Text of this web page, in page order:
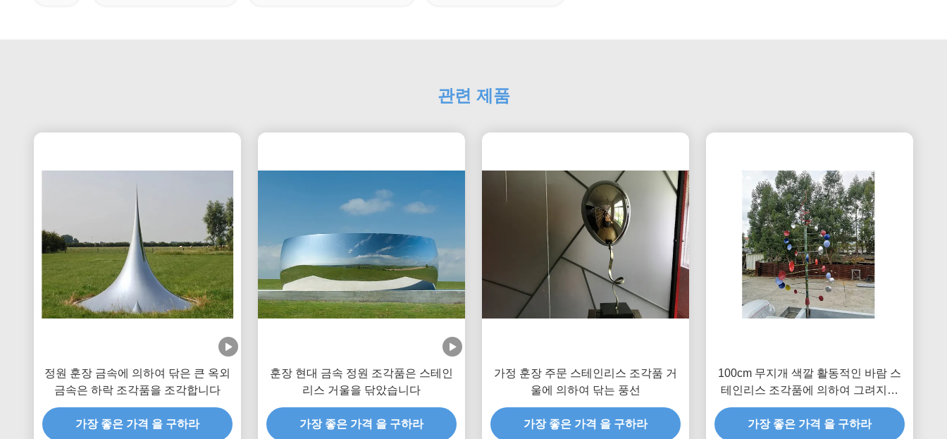
관련 제품
정원 훈장 금속에 의하여 닦은 큰 옥외
금속은 하락 조각품을 조각합니다
가장 좋은 가격 을 구하라
훈장 현대 금속 정원 조각품은 스테인
리스 거울을 닦았습니다
가장 좋은 가격 을 구하라
가정 훈장 주문 스테인리스 조각품 거
울에 의하여 닦는 풍선
가장 좋은 가격 을 구하라
100cm 무지개 색깔 활동적인 바람 스
테인리스 조각품에 의하여 그려지는
끝
가장 좋은 가격 을 구하라